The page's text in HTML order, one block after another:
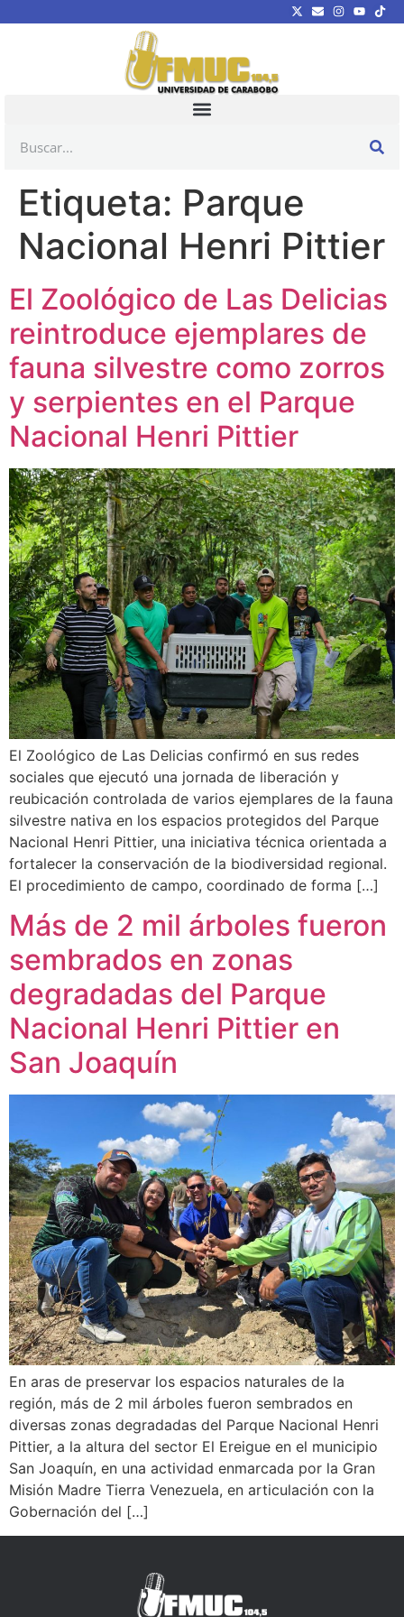
Etiqueta: Parque
Nacional Henri Pittier
El Zoológico de Las Delicias
reintroduce ejemplares de
fauna silvestre como zorros
y serpientes en el Parque
Nacional Henri Pittier
El Zoológico de Las Delicias confirmó en sus redes
sociales que ejecutó una jornada de liberación y
reubicación controlada de varios ejemplares de la fauna
silvestre nativa en los espacios protegidos del Parque
Nacional Henri Pittier, una iniciativa técnica orientada a
fortalecer la conservación de la biodiversidad regional.
El procedimiento de campo, coordinado de forma […]
Más de 2 mil árboles fueron
sembrados en zonas
degradadas del Parque
Nacional Henri Pittier en
San Joaquín
En aras de preservar los espacios naturales de la
región, más de 2 mil árboles fueron sembrados en
diversas zonas degradadas del Parque Nacional Henri
Pittier, a la altura del sector El Ereigue en el municipio
San Joaquín, en una actividad enmarcada por la Gran
Misión Madre Tierra Venezuela, en articulación con la
Gobernación del […]